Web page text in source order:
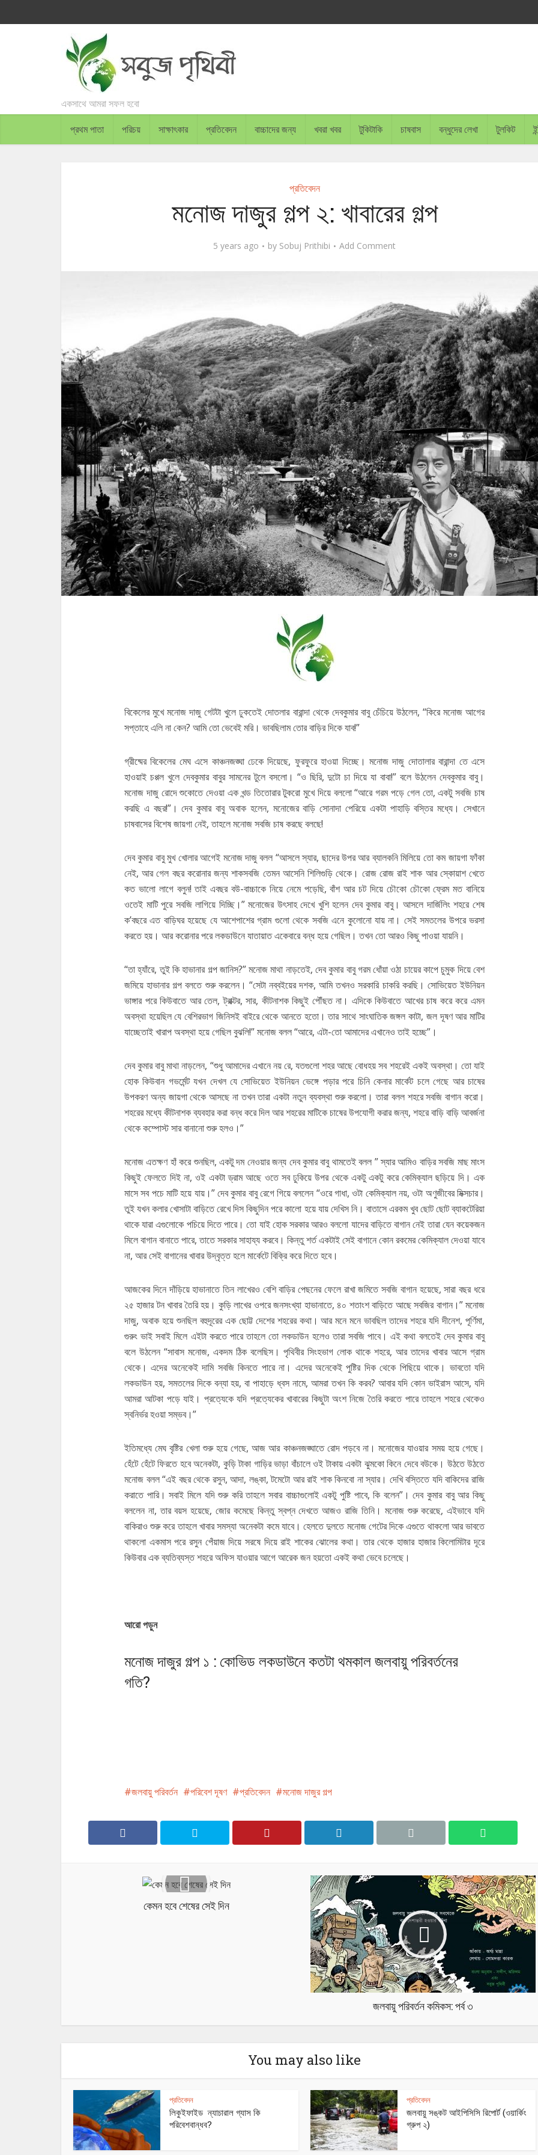
একসাথে আমরা সফল হবো
প্রথম পাতা পরিচয় সাক্ষাৎকার প্রতিবেদন বাচ্চাদের জন্য খবরা খবর টুকিটাকি চাষবাস বন্ধুদের লেখা টুলকিট
প্রতিবেদন
মনোজ দাজুর গল্প ২: খাবারের গল্প
5 years ago by Sobuj Prithibi Add Comment
বিকেলের মুখে মনোজ দাজু গেটটা খুলে ঢুকতেই দোতলার বারান্দা থেকে দেবকুমার বাবু চেঁচিয়ে উঠলেন, “কিরে মনোজ আগের
সপ্তাহে এলি না কেন? আমি তো ভেবেই মরি। ভাবছিলাম তোর বাড়ির দিকে যাব!”
গ্রীষ্মের বিকেলের মেঘ এসে কাঞ্চনজঙ্ঘা ঢেকে দিয়েছে, ফুরফুরে হাওয়া দিচ্ছে। মনোজ দাজু দোতালার বারান্দা তে এসে
হাওয়াই চপ্পল খুলে দেবকুমার বাবুর সামনের টুলে বসলো। “ও ছিরি, দুটো চা দিয়ে যা বাবা!” বলে উঠলেন দেবকুমার বাবু।
মনোজ দাজু রোদে শুকোতে দেওয়া এক খন্ড তিতোরার টুকরো মুখে দিয়ে বললো “আরে গরম পড়ে গেল তো, একটু সবজি চাষ
করছি এ বছর!”। দেব কুমার বাবু অবাক হলেন, মনোজের বাড়ি সোনাদা পেরিয়ে একটা পাহাড়ি বস্তির মধ্যে। সেখানে
চাষবাসের বিশেষ জায়গা নেই, তাহলে মনোজ সবজি চাষ করছে বলছে!
দেব কুমার বাবু মুখ খোলার আগেই মনোজ দাজু বলল “আসলে স্যার, ছাদের উপর আর ব্যালকনি মিলিয়ে তো কম জায়গা ফাঁকা
নেই, আর গেল বছর করোনার জন্য শাকসবজি তেমন আসেনি শিলিগুড়ি থেকে। রোজ রোজ রাই শাক আর স্কোয়াশ খেতে
কত ভালো লাগে বলুন! তাই এবছর বউ-বাচ্চাকে নিয়ে নেমে পড়েছি, বাঁশ আর চট দিয়ে চৌকো চৌকো ফ্রেম মত বানিয়ে
ওতেই মাটি পুরে সবজি লাগিয়ে দিচ্ছি।” মনোজের উৎসাহ দেখে খুশি হলেন দেব কুমার বাবু। আসলে দার্জিলিং শহরে শেষ
ক’বছরে এত বাড়িঘর হয়েছে যে আশেপাশের গ্রাম গুলো থেকে সবজি এনে কুলোনো যায় না। সেই সমতলের উপরে ভরসা
করতে হয়। আর করোনার পরে লকডাউনে যাতায়াত একেবারে বন্ধ হয়ে গেছিল। তখন তো আরও কিছু পাওয়া যায়নি।
“তা হ্যাঁরে, তুই কি হাভানার গল্প জানিস?” মনোজ মাথা নাড়তেই, দেব কুমার বাবু গরম ধোঁয়া ওঠা চায়ের কাপে চুমুক দিয়ে বেশ
জমিয়ে হাভানার গল্প বলতে শুরু করলেন। “সেটা নব্বইয়ের দশক, আমি তখনও সরকারি চাকরি করছি। সোভিয়েত ইউনিয়ন
ভাঙ্গার পরে কিউবাতে আর তেল, ট্রাক্টর, সার, কীটনাশক কিছুই পৌঁছত না। এদিকে কিউবাতে আখের চাষ করে করে এমন
অবস্থা হয়েছিল যে বেশিরভাগ জিনিসই বাইরে থেকে আনতে হতো। তার সাথে সাংঘাতিক জঙ্গল কাটা, জল দূষণ আর মাটির
যাচ্ছেতাই খারাপ অবস্থা হয়ে গেছিল বুঝলি!” মনোজ বলল “আরে, এটা-তো আমাদের এখানেও তাই হচ্ছে”।
দেব কুমার বাবু মাথা নাড়লেন, “শুধু আমাদের এখানে নয় রে, যতগুলো শহর আছে বোধহয় সব শহরেই একই অবস্থা। তো যাই
হোক কিউবান গভর্মেন্ট যখন দেখল যে সোভিয়েত ইউনিয়ন ভেঙ্গে পড়ার পরে চিনি কেনার মার্কেট চলে গেছে আর চাষের
উপকরণ অন্য জায়গা থেকে আসছে না তখন তারা একটা নতুন ব্যবস্থা শুরু করলো। তারা বলল শহরে সবজি বাগান করো।
শহরের মধ্যে কীটনাশক ব্যবহার করা বন্ধ করে দিল আর শহরের মাটিকে চাষের উপযোগী করার জন্য, শহরে বাড়ি বাড়ি আবর্জনা
থেকে কম্পোস্ট সার বানানো শুরু হলও।”
মনোজ এতক্ষণ হাঁ করে শুনছিল, একটু দম নেওয়ার জন্য দেব কুমার বাবু থামতেই বলল ” স্যার আমিও বাড়ির সবজি মাছ মাংস
কিছুই ফেলতে দিই না, ওই একটা ড্রাম আছে ওতে সব ঢুকিয়ে উপর থেকে একটু একটু করে কেমিক্যাল ছড়িয়ে দি। এক
মাসে সব পচে মাটি হয়ে যায়।” দেব কুমার বাবু রেগে গিয়ে বললেন “ওরে গাধা, ওটা কেমিক্যাল নয়, ওটা অণুজীবের মিক্সচার।
তুই যখন কলার খোসাটা বাড়িতে রেখে দিস কিছুদিন পরে কালো হয়ে যায় দেখিস নি। বাতাসে এরকম খুব ছোট ছোট ব্যাকটেরিয়া
থাকে যারা এগুলোকে পচিয়ে দিতে পারে। তো যাই হোক সরকার আরও বললো যাদের বাড়িতে বাগান নেই তারা যেন কয়েকজন
মিলে বাগান বানাতে পারে, তাতে সরকার সাহায্য করবে। কিন্তু শর্ত একটাই সেই বাগানে কোন রকমের কেমিক্যাল দেওয়া যাবে
না, আর সেই বাগানের খাবার উদ্বৃত্ত হলে মার্কেটে বিক্রি করে দিতে হবে।
আজকের দিনে দাঁড়িয়ে হাভানাতে তিন লাখেরও বেশি বাড়ির পেছনের ফেলে রাখা জমিতে সবজি বাগান হয়েছে, সারা বছর ধরে
২৫ হাজার টন খাবার তৈরি হয়। কুড়ি লাখের ওপরে জনসংখ্যা হাভানাতে, ৪০ শতাংশ বাড়িতে আছে সবজির বাগান।” মনোজ
দাজু, অবাক হয়ে শুনছিল বহুদূরের এক ছোট্ট দেশের শহরের কথা। আর মনে মনে ভাবছিল তাদের শহরে যদি দীনেশ, পূর্ণিমা,
গুরুং ভাই সবাই মিলে এইটা করতে পারে তাহলে তো লকডাউন হলেও তারা সবজি পাবে। এই কথা বলতেই দেব কুমার বাবু
বলে উঠলেন “সাবাস মনোজ, একদম ঠিক বলেছিস। পৃথিবীর সিংহভাগ লোক থাকে শহরে, আর তাদের খাবার আসে গ্রাম
থেকে। এদের অনেকেই দামি সবজি কিনতে পারে না। এদের অনেকেই পুষ্টির দিক থেকে পিছিয়ে থাকে। ভাবতো যদি
লকডাউন হয়, সমতলের দিকে বন্যা হয়, বা পাহাড়ে ধ্বস নামে, আমরা তখন কি করব? আবার যদি কোন ভাইরাস আসে, যদি
আমরা আটকা পড়ে যাই। প্রত্যেকে যদি প্রত্যেকের খাবারের কিছুটা অংশ নিজে তৈরি করতে পারে তাহলে শহরে থেকেও
স্বনির্ভর হওয়া সম্ভব।”
ইতিমধ্যে মেঘ বৃষ্টির খেলা শুরু হয়ে গেছে, আজ আর কাঞ্চনজঙ্ঘাতে রোদ পড়বে না। মনোজের যাওয়ার সময় হয়ে গেছে।
হেঁটে হেঁটে ফিরতে হবে অনেকটা, কুড়ি টাকা গাড়ির ভাড়া বাঁচালে ওই টাকায় একটা ঝুমকো কিনে দেবে বউকে। উঠতে উঠতে
মনোজ বলল “এই বছর থেকে রসুন, আদা, লঙ্কা, টমেটো আর রাই শাক কিনবো না স্যার। দেখি বস্তিতে যদি বাকিদের রাজি
করাতে পারি। সবাই মিলে যদি শুরু করি তাহলে সবার বাচ্চাগুলোই একটু পুষ্টি পাবে, কি বলেন”। দেব কুমার বাবু আর কিছু
বললেন না, তার বয়স হয়েছে, জোর কমেছে কিন্তু স্বপ্ন দেখতে আজও রাজি তিনি। মনোজ শুরু করেছে, এইভাবে যদি
বাকিরাও শুরু করে তাহলে খাবার সমস্যা অনেকটা কমে যাবে। হেলতে দুলতে মনোজ গেটের দিকে এগুতে থাকলো আর ভাবতে
থাকলো একমাস পরে রসুন পেঁয়াজ দিয়ে সরষে দিয়ে রাই শাকের ঝোলের কথা। তার থেকে হাজার হাজার কিলোমিটার দূরে
কিউবার এক ব্যতিব্যস্ত শহরে অফিস যাওয়ার আগে আরেক জন হয়তো একই কথা ভেবে চলেছে।
আরো পড়ুন
মনোজ দাজুর গল্প ১ : কোভিড লকডাউনে কতটা থমকাল জলবায়ু পরিবর্তনের
গতি?
জলবায়ু পরিবর্তন পরিবেশ দূষণ প্রতিবেদন মনোজ দাজুর গল্প
কেমন হবে শেষের সেই দিন
জলবায়ু পরিবর্তন কমিকস: পর্ব ৩
You may also like
প্রতিবেদন
লিকুইফাইড ন্যাচারাল গ্যাস কি
পরিবেশবান্ধব?
প্রতিবেদন
জলবায়ু সঙ্কট আইপিসিসি রিপোর্ট (ওয়ার্কিং
গ্রুপ ২)
BANGLADESH PLANS TO
অসাম্য, বায়ুদূষণ এবং রান্না জল সংরক্ষণের টুকিটাকি – ১
গোটা হিঙ্গলগঞ্জ ব্লকের পানীয় জলস্তর হু-
হু করে নেমে...
2 min read
স্মোগ টাওয়ার দিয়ে কেন বায়ু দূষণ
যাবে না?
3 min read